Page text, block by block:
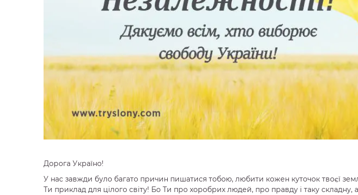
Дорога Україно!
У нас завжди було багато причин пишатися тобою, любити кожен куточок твоєї
Ти приклад для цілого світу! Бо Ти про хоробрих людей, про правду і таку складну,